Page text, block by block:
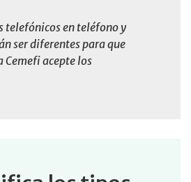
telefónicos en teléfono y
ser diferentes para que
acepte los